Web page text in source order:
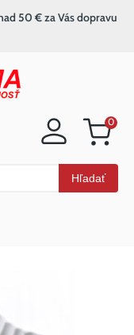
Nákupný
0
Hľadať
50 € za Vás dopravu